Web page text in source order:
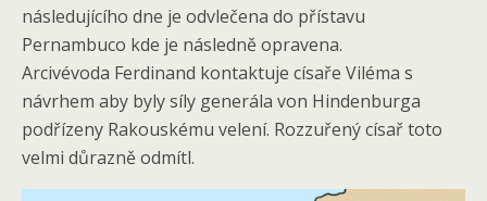
následujícího dne je odvlečena do přístavu
Pernambuco kde je následně opravena.
Arcivévoda Ferdinand kontaktuje císaře Viléma s
návrhem aby byly síly generála von Hindenburga
podřízeny Rakouskému velení. Rozzuřený císař toto
velmi důrazně odmítl.